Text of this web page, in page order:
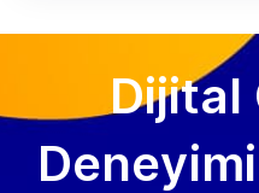
Dijital